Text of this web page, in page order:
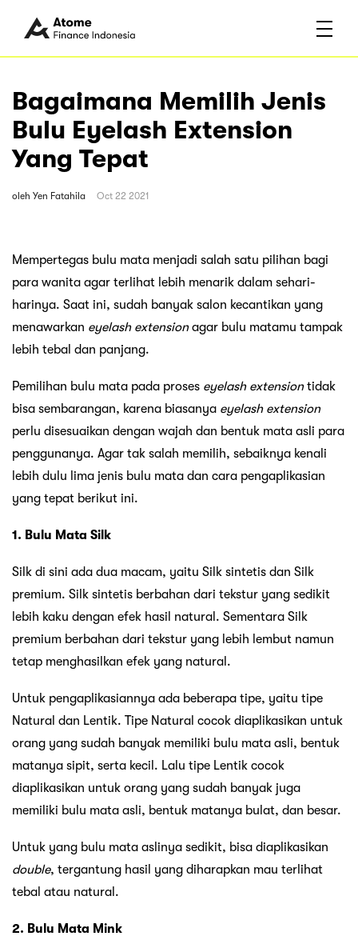
Bagaimana Memilih Jenis
Bulu Eyelash Extension
Yang Tepat
oleh Yen Fatahila Oct 22 2021
Mempertegas bulu mata menjadi salah satu pilihan bagi
para wanita agar terlihat lebih menarik dalam sehari-
harinya. Saat ini, sudah banyak salon kecantikan yang
menawarkan eyelash extensionagar bulu matamu tampak
lebih tebal dan panjang.
Pemilihan bulu mata pada proses eyelash extensiontidak
bisa sembarangan, karena biasanya eyelash extension
perlu disesuaikan dengan wajah dan bentuk mata asli para
penggunanya. Agar tak salah memilih, sebaiknya kenali
lebih dulu lima jenis bulu mata dan cara pengaplikasian
yang tepat berikut ini.
1. Bulu Mata Silk
Silk di sini ada dua macam, yaitu Silk sintetis dan Silk
premium. Silk sintetis berbahan dari tekstur yang sedikit
lebih kaku dengan efek hasil natural. Sementara Silk
premium berbahan dari tekstur yang lebih lembut namun
tetap menghasilkan efek yang natural.
Untuk pengaplikasiannya ada beberapa tipe, yaitu tipe
Natural dan Lentik. Tipe Natural cocok diaplikasikan untuk
orang yang sudah banyak memiliki bulu mata asli, bentuk
matanya sipit, serta kecil. Lalu tipe Lentik cocok
diaplikasikan untuk orang yang sudah banyak juga
memiliki bulu mata asli, bentuk matanya bulat, dan besar.
Untuk yang bulu mata aslinya sedikit, bisa diaplikasikan
double, tergantung hasil yang diharapkan mau terlihat
tebal atau natural.
2. Bulu Mata Mink